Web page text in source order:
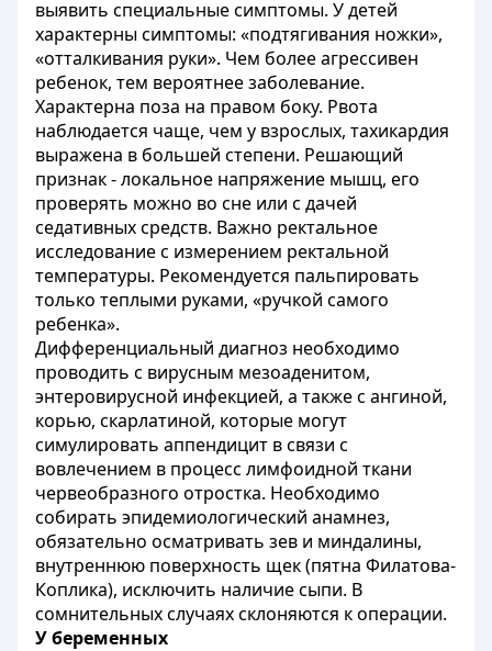
выявить специальные симптомы. У детей
характерны симптомы: «подтягивания ножки»,
«отталкивания руки». Чем более агрессивен
ребенок, тем вероятнее заболевание.
Характерна поза на правом боку. Рвота
наблюдается чаще, чем у взрослых, тахикардия
выражена в большей степени. Решающий
признак - локальное напряжение мышц, его
проверять можно во сне или с дачей
седативных средств. Важно ректальное
исследование с измерением ректальной
температуры. Рекомендуется пальпировать
только теплыми руками, «ручкой самого
ребенка».
Дифференциальный диагноз необходимо
проводить с вирусным мезоаденитом,
энтеровирусной инфекцией, а также с ангиной,
корью, скарлатиной, которые могут
симулировать аппендицит в связи с
вовлечением в процесс лимфоидной ткани
червеобразного отростка. Необходимо
собирать эпидемиологический анамнез,
обязательно осматривать зев и миндалины,
внутреннюю поверхность щек (пятна Филатова-
Коплика), исключить наличие сыпи. В
сомнительных случаях склоняются к операции.
У беременных